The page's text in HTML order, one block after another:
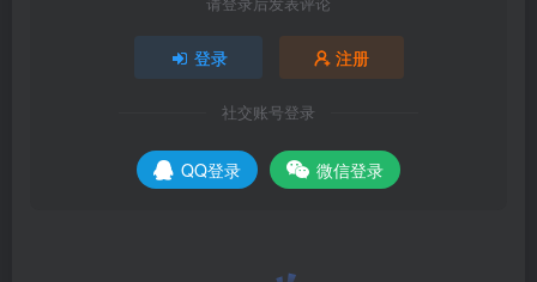
登录 注册
社交账号登录
QQ登录 微信登录